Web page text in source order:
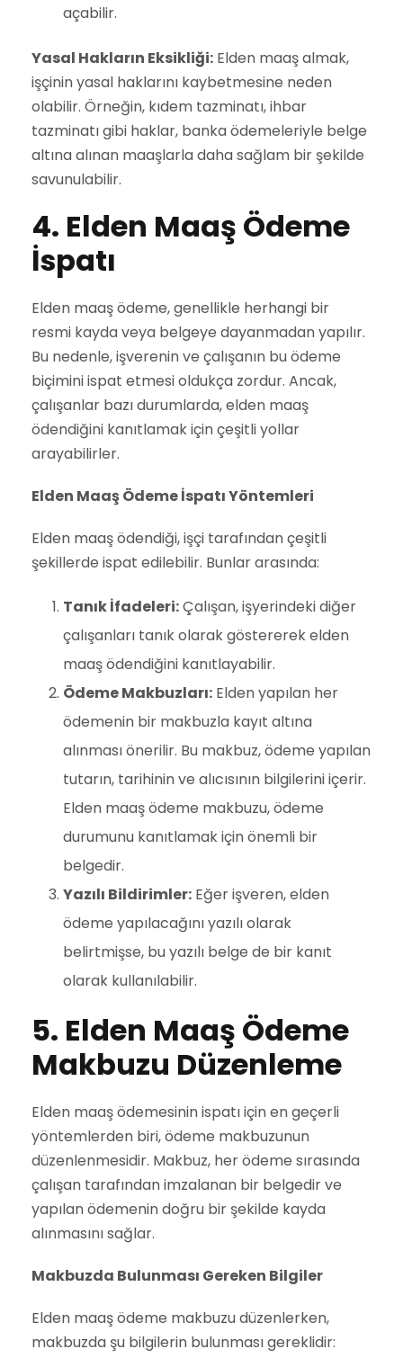
açabilir.
Yasal Hakların Eksikliği: Elden maaş almak,
işçinin yasal haklarını kaybetmesine neden
olabilir. Örneğin, kıdem tazminatı, ihbar
tazminatı gibi haklar, banka ödemeleriyle belge
altına alınan maaşlarla daha sağlam bir şekilde
savunulabilir.
4. Elden Maaş Ödeme
İspatı
Elden maaş ödeme, genellikle herhangi bir
resmi kayda veya belgeye dayanmadan yapılır.
Bu nedenle, işverenin ve çalışanın bu ödeme
biçimini ispat etmesi oldukça zordur. Ancak,
çalışanlar bazı durumlarda, elden maaş
ödendiğini kanıtlamak için çeşitli yollar
arayabilirler.
Elden Maaş Ödeme İspatı Yöntemleri
Elden maaş ödendiği, işçi tarafından çeşitli
şekillerde ispat edilebilir. Bunlar arasında:
Tanık İfadeleri:Çalışan, işyerindeki diğer
çalışanları tanık olarak göstererek elden
maaş ödendiğini kanıtlayabilir.
Ödeme Makbuzları: Elden yapılan her
ödemenin bir makbuzla kayıt altına
alınması önerilir. Bu makbuz, ödeme yapılan
tutarın, tarihinin ve alıcısının bilgilerini içerir.
Elden maaş ödeme makbuzu, ödeme
durumunu kanıtlamak için önemli bir
belgedir.
Yazılı Bildirimler: Eğer işveren, elden
ödeme yapılacağını yazılı olarak
belirtmişse, bu yazılı belge de bir kanıt
olarak kullanılabilir.
5. Elden Maaş Ödeme
Makbuzu Düzenleme
Elden maaş ödemesinin ispatı için en geçerli
yöntemlerden biri, ödeme makbuzunun
düzenlenmesidir. Makbuz, her ödeme sırasında
çalışan tarafından imzalanan bir belgedir ve
yapılan ödemenin doğru bir şekilde kayda
alınmasını sağlar.
Makbuzda Bulunması Gereken Bilgiler
Elden maaş ödeme makbuzu düzenlerken,
makbuzda şu bilgilerin bulunması gereklidir: